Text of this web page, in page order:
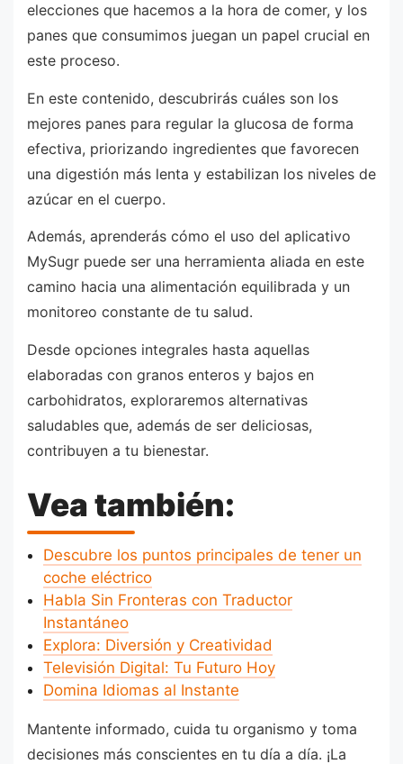
elecciones que hacemos a la hora de comer, y los
panes que consumimos juegan un papel crucial en
este proceso.
En este contenido, descubrirás cuáles son los
mejores panes para regular la glucosa de forma
efectiva, priorizando ingredientes que favorecen
una digestión más lenta y estabilizan los niveles de
azúcar en el cuerpo.
Además, aprenderás cómo el uso del aplicativo
MySugr puede ser una herramienta aliada en este
camino hacia una alimentación equilibrada y un
monitoreo constante de tu salud.
Desde opciones integrales hasta aquellas
elaboradas con granos enteros y bajos en
carbohidratos, exploraremos alternativas
saludables que, además de ser deliciosas,
contribuyen a tu bienestar.
Vea también:
Descubre los puntos principales de tener un
coche eléctrico
Habla Sin Fronteras con Traductor
Instantáneo
Explora: Diversión y Creatividad
Televisión Digital: Tu Futuro Hoy
Domina Idiomas al Instante
Mantente informado, cuida tu organismo y toma
decisiones más conscientes en tu día a día. ¡La